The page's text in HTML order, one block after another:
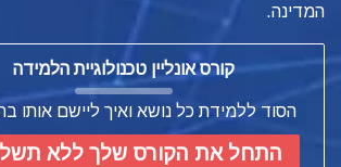
המדינה.
קורס אונליין טכנולוגיית הלמידה
הסוד ללמידת כל נושא ואיך ליישם אותו
התחל את הקורס שלך ללא